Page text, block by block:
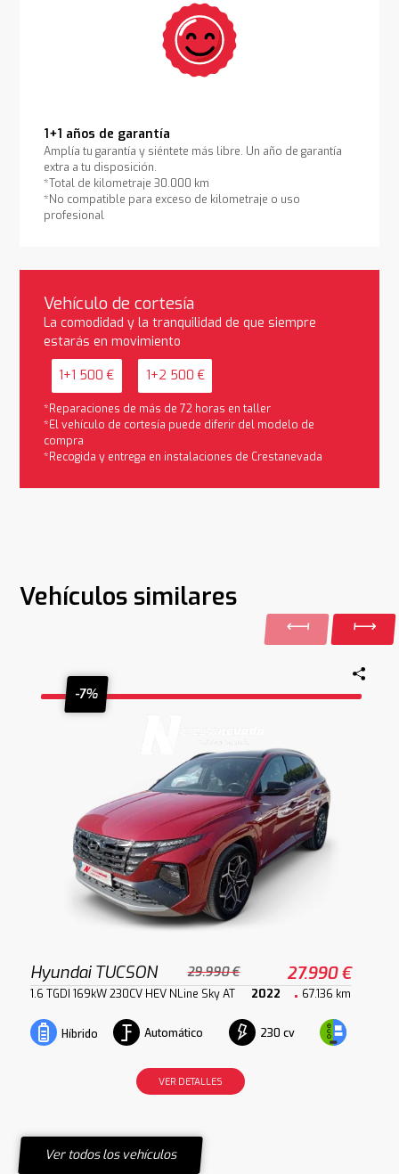
1+1 años de garantía
Amplía tu garantía y siéntete más libre. Un año de garantía
extra a tu disposición.
*Total de kilometraje 30.000 km
*No compatible para exceso de kilometraje o uso
profesional
Vehículo de cortesía
La comodidad y la tranquilidad de que siempre
estarás en movimiento
1+1 500 € 1+2 500 €
*Reparaciones de más de 72 horas en taller
*El vehículo de cortesía puede diferir del modelo de
compra
*Recogida y entrega en instalaciones de Crestanevada
Vehículos similares
-7%
Hyundai TUCSON 29.990 € 27.990 €
1.6 TGDI 169kW 230CV HEV NLine Sky AT 2022 67.136 km
Híbrido Automático 230 cv
VER DETALLES
Ver todos los vehículos